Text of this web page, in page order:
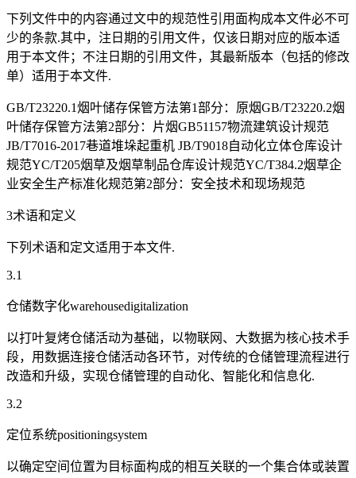
下列文件中的内容通过文中的规范性引用面构成本文件必不可
少的条款.其中，注日期的引用文件，仅该日期对应的版本适
用于本文件；不注日期的引用文件，其最新版本（包括的修改
单）适用于本文件.
GB/T23220.1烟叶储存保管方法第1部分：原烟GB/T23220.2烟
叶储存保管方法第2部分：片烟GB51157物流建筑设计规范
JB/T7016-2017巷道堆垛起重机 JB/T9018自动化立体仓库设计
规范YC/T205烟草及烟草制品仓库设计规范YC/T384.2烟草企
业安全生产标准化规范第2部分：安全技术和现场规范
3术语和定义
下列术语和定文适用于本文件.
3.1
仓储数字化warehousedigitalization
以打叶复烤仓储活动为基础，以物联网、大数据为核心技术手
段，用数据连接仓储活动各环节，对传统的仓储管理流程进行
改造和升级，实现仓储管理的自动化、智能化和信息化.
3.2
定位系统positioningsystem
以确定空间位置为目标面构成的相互关联的一个集合体或装置